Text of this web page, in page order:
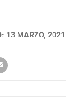
13 MARZO, 2021